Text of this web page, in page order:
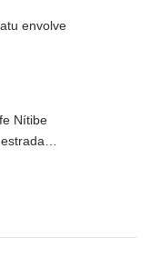
envolve
Nítibe